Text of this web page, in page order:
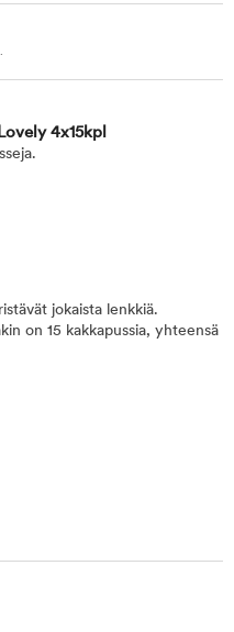
4x15kpl
jokaista lenkkiä.
on 15 kakkapussia, yhteensä